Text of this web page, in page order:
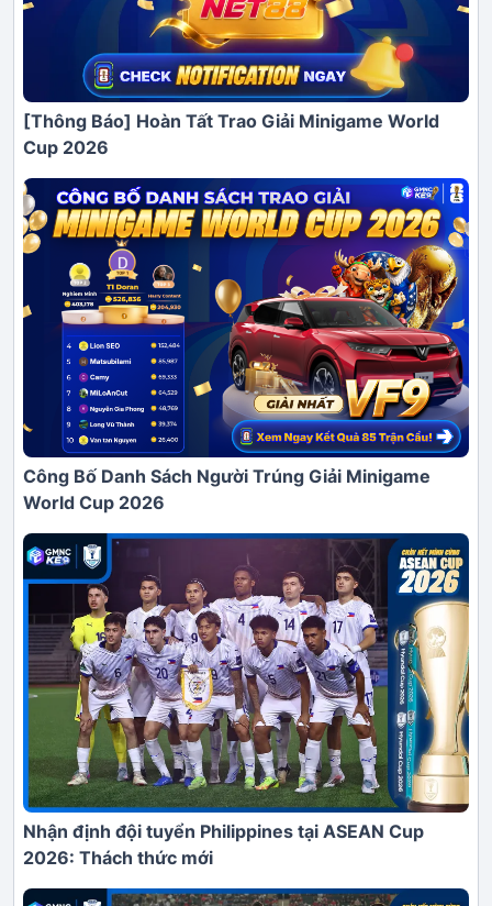
[Thông Báo] Hoàn Tất Trao Giải Minigame World
Cup 2026
Công Bố Danh Sách Người Trúng Giải Minigame
World Cup 2026
Nhận định đội tuyển Philippines tại ASEAN Cup
2026: Thách thức mới